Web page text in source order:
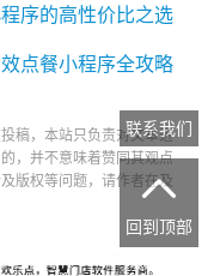
序的高性价比之选
点餐小程序全攻略
稿，本站只负责对文章进
，并不意味着赞同其观点
版权等问题，请作者在及
联系我们

回到顶部